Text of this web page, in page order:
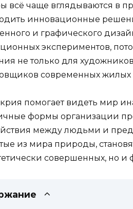
всё чаще вглядываются в
инновационные
и графического
экспериментов,
не только для
современных жилых
помогает видеть мир
формы организации
между людьми и
из мира природы,
совершенных, но